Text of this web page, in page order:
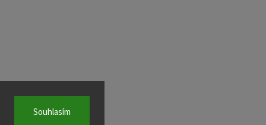
Souhlasím